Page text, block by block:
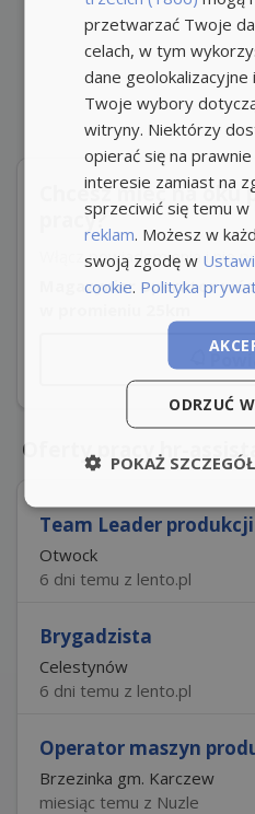
Chcesz mieć na
pracy?
Włącz powiadomienia i nie
Magazynier operator
Oferty pracy hr-
Team Leader produkcji
Otwock
6 dni temu z lento.pl
Brygadzista
Celestynów
6 dni temu z lento.pl
Operator maszyn
Brzezinka gm. Karczew
miesiąc temu z Nuzle
przetwarzać Twoje
celach, w tym
dane geolokalizacyjne
Twoje wybory
witryny. Niektórzy
opierać się na
interesie zamiast na
sprzeciwić się temu w
reklam. Możesz w
swoją zgodę w
cookie. Polityka
ODRZUĆ
POKAŻ